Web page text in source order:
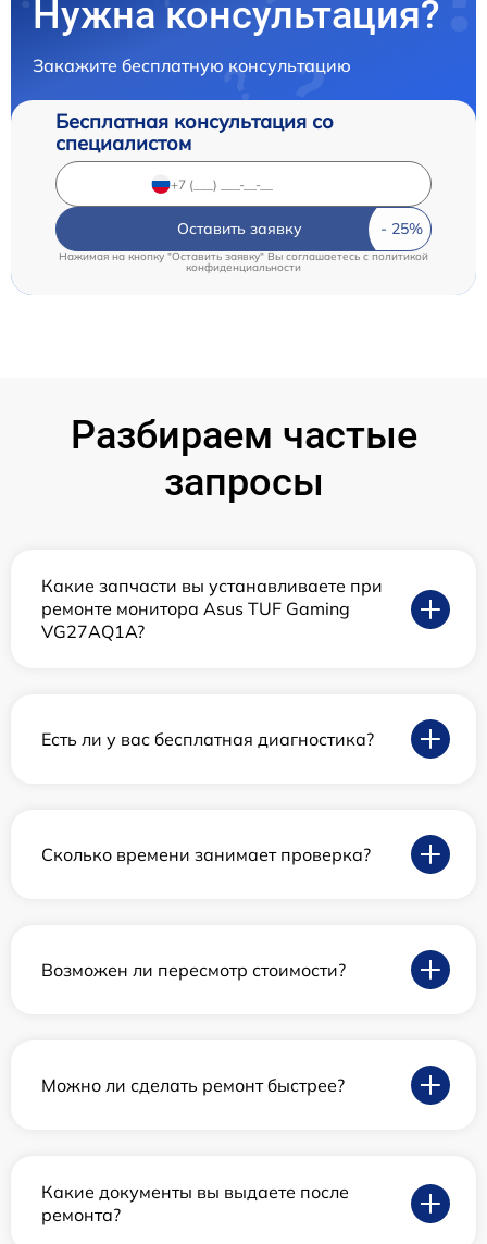
Нужна консультация?
Закажите бесплатную консультацию
Бесплатная консультация со
специалистом
Оставить заявку
Нажимая на кнопку "Оставить заявку" Вы соглашаетесь c политикой
конфиденциальности
Разбираем частые
запросы
Какие запчасти вы устанавливаете при
ремонте монитора Asus TUF Gaming
VG27AQ1A?
Есть ли у вас бесплатная диагностика?
Сколько времени занимает проверка?
Возможен ли пересмотр стоимости?
Можно ли сделать ремонт быстрее?
Какие документы вы выдаете после
ремонта?